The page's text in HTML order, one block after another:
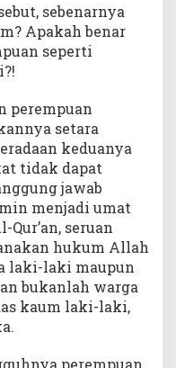
sebenarnya
Apakah benar
seperti
perempuan
setara
keduanya
tidak dapat
jawab
menjadi umat
seruan
hukum Allah
laki-laki maupun
bukanlah warga
kaum laki-laki,
perempuan